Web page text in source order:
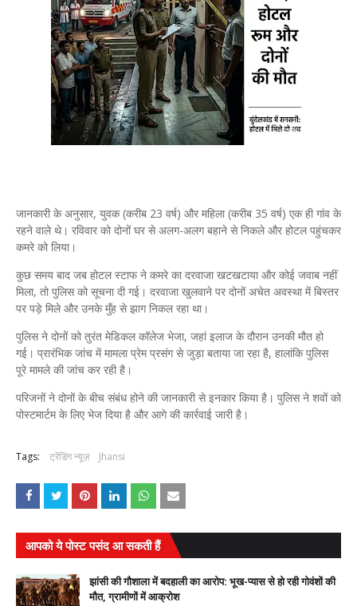
जानकारी के अनुसार, युवक (करीब 23 वर्ष) और महिला (करीब 35 वर्ष) एक ही गांव के
रहने वाले थे। रविवार को दोनों घर से अलग-अलग बहाने से निकले और होटल पहुंचकर
कमरे को लिया।
कुछ समय बाद जब होटल स्टाफ ने कमरे का दरवाजा खटखटाया और कोई जवाब नहीं
मिला, तो पुलिस को सूचना दी गई। दरवाजा खुलवाने पर दोनों अचेत अवस्था में बिस्तर
पर पड़े मिले और उनके मुँह से झाग निकल रहा था।
पुलिस ने दोनों को तुरंत मेडिकल कॉलेज भेजा, जहां इलाज के दौरान उनकी मौत हो
गई। प्रारंभिक जांच में मामला प्रेम प्रसंग से जुड़ा बताया जा रहा है, हालांकि पुलिस
पूरे मामले की जांच कर रही है।
परिजनों ने दोनों के बीच संबंध होने की जानकारी से इनकार किया है। पुलिस ने शवों को
पोस्टमार्टम के लिए भेज दिया है और आगे की कार्रवाई जारी है।
Tags: ट्रेंडिंग न्यूज़ Jhansi
आपको ये पोस्ट पसंद आ सकती हैं
झांसी की गौशाला में बदहाली का आरोप: भूख-प्यास से हो रही गोवंशों की
मौत, ग्रामीणों में आक्रोश